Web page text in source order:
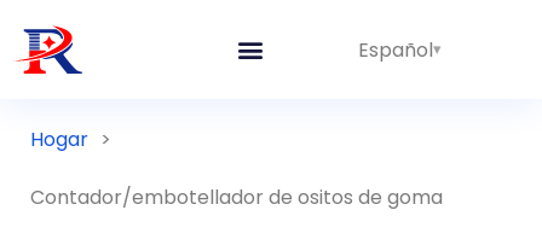
Español
Hogar >
Contador/embotellador de ositos de goma